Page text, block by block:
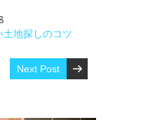
土地探しのコツ
Next Post